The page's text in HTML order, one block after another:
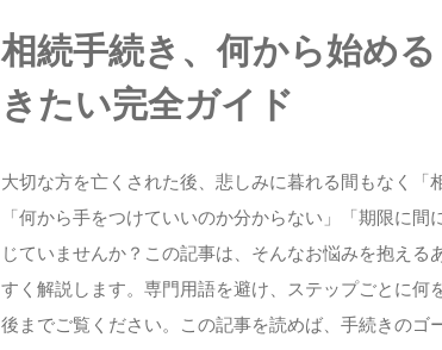
キャンペーン
スタッフ
お客様の声
相続手続き、何から始め
きたい完全ガイド
大切な方を亡くされた後、悲しみに暮れる間もなく「
「何から手をつけていいのか分からない」「期限に
じていませんか？この記事は、そんなお悩みを抱え
すく解説します。専門用語を避け、ステップごとに
後までご覧ください。この記事を読めば、手続きの